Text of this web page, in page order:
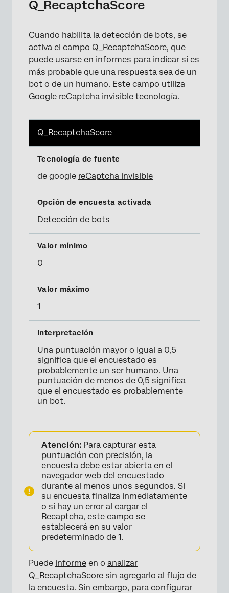
Q_RecaptchaScore
Cuando habilita la detección de bots, se
activa el campo Q_RecaptchaScore, que
puede usarse en informes para indicar si es
más probable que una respuesta sea de un
bot o de un humano. Este campo utiliza
Google reCaptcha invisible tecnología.
Q_RecaptchaScore
de google reCaptcha invisible
Detección de bots
0
1
Una puntuación mayor o igual a 0,5
significa que el encuestado es
probablemente un ser humano. Una
puntuación de menos de 0,5 significa
que el encuestado es probablemente
un bot.
Atención: Para capturar esta
puntuación con precisión, la
encuesta debe estar abierta en el
navegador web del encuestado
durante al menos unos segundos. Si
su encuesta finaliza inmediatamente
o si hay un error al cargar el
Recaptcha, este campo se
establecerá en su valor
predeterminado de 1.
Puede informe en o analizar
Q_RecaptchaScore sin agregarlo al flujo de
la encuesta. Sin embargo, para configurar